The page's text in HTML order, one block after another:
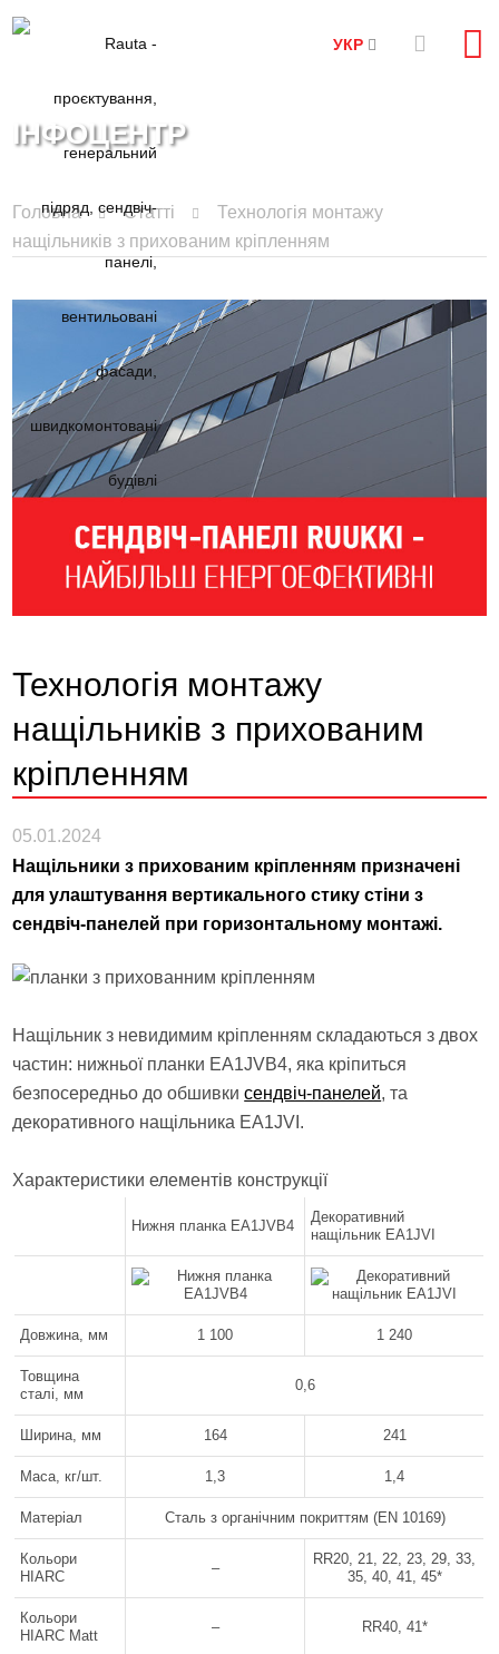
УКР
ІНФОЦЕНТР
Головна Статті
Технологія монтажу
нащільників з прихованим кріпленням
Технологія монтажу
нащільників з прихованим
кріпленням
05.01.2024
Нащільники з прихованим кріпленням призначені
для улаштування вертикального стику стіни з
сендвіч-панелей при горизонтальному монтажі.
Нащільник з невидимим кріпленням складаються з двох
частин: нижньої планки EA1JVB4, яка кріпиться
безпосередньо до обшивкисендвіч-панелей, та
декоративного нащільника EA1JVI.
Характеристики елементів конструкції
Нижня планка EA1JVB4
Декоративний
нащільник EA1JVI
Довжина, мм 1 100 1 240
Товщина
сталі, мм
0,6
Ширина, мм 164 241
Маса, кг/шт. 1,3 1,4
Матеріал Сталь з органічним покриттям (EN 10169)
Кольори
HIARC
–
RR20, 21, 22, 23, 29, 33,
35, 40, 41, 45*
Кольори
HIARC Matt
– RR40, 41*